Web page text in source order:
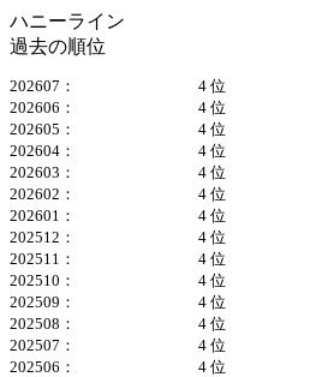
ハニーライン
過去の順位
202607：
4 位
202606：
4 位
202605：
4 位
202604：
4 位
202603：
4 位
202602：
4 位
202601：
4 位
202512：
4 位
202511：
4 位
202510：
4 位
202509：
4 位
202508：
4 位
202507：
4 位
202506：
4 位